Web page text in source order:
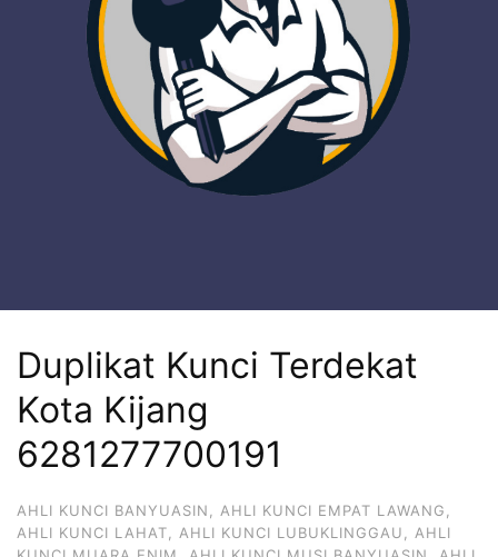
Duplikat Kunci Terdekat
Kota Kijang
6281277700191
AHLI KUNCI BANYUASIN, AHLI KUNCI EMPAT LAWANG,
AHLI KUNCI LAHAT, AHLI KUNCI LUBUKLINGGAU, AHLI